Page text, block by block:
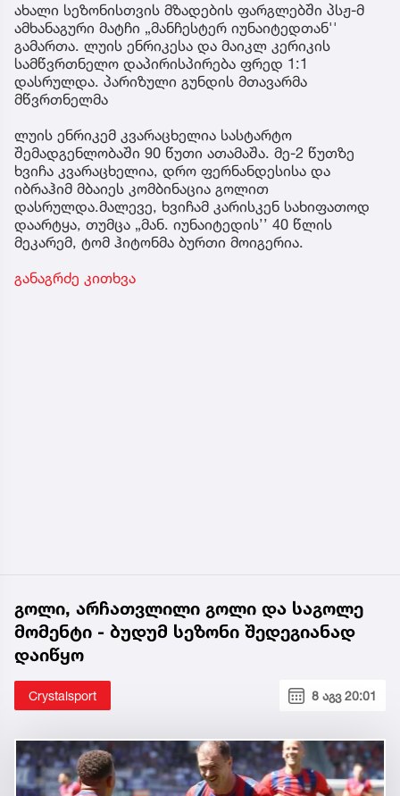
ახალი სეზონისთვის მზადების ფარგლებში პსჟ-მ
ამხანაგური მატჩი „მანჩესტერ იუნაიტედთან''
გამართა. ლუის ენრიკესა და მაიკლ კერიკის
სამწვრთნელო დაპირისპირება ფრედ 1:1
დასრულდა. პარიზული გუნდის მთავარმა
მწვრთნელმა
ლუის ენრიკემ კვარაცხელია სასტარტო
შემადგენლობაში 90 წუთი ათამაშა. მე-2 წუთზე
ხვიჩა კვარაცხელია, დრო ფერნანდესისა და
იბრაჰიმ მბაიეს კომბინაცია გოლით
დასრულდა.მალევე, ხვიჩამ კარისკენ სახიფათოდ
დაარტყა, თუმცა „მან. იუნაიტედის’’ 40 წლის
მეკარემ, ტომ ჰიტონმა ბურთი მოიგერია.
განაგრძე კითხვა
გოლი, არჩათვლილი გოლი და საგოლე
მომენტი - ბუდუმ სეზონი შედეგიანად
დაიწყო
Crystalsport 8 აგვ 20:01